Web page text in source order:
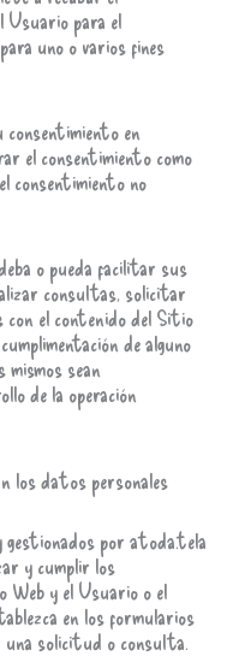
Usuario para el
uno o varios fines
en
el consentimiento como
consentimiento no
o pueda facilitar sus
consultas, solicitar
con el contenido del Sitio
de alguno
mismos sean
de la operación
los datos personales
gestionados por atoda.tela
y cumplir los
Web y el Usuario o el
en los formularios
solicitud o consulta.